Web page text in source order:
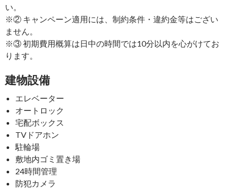
い。
※② キャンペーン適用には、制約条件・違約金等はござい
ません。
※③ 初期費用概算は日中の時間では10分以内を心がけてお
ります。
建物設備
エレベーター
オートロック
宅配ボックス
TVドアホン
駐輪場
敷地内ゴミ置き場
24時間管理
防犯カメラ